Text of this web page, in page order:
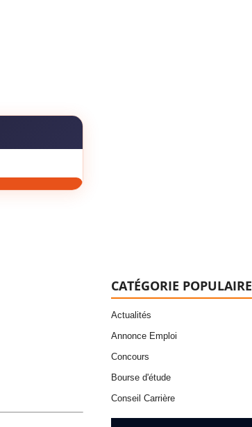
CATÉGORIE POPULAIRE
Actualités
Annonce Emploi
Concours
Bourse d'étude
Conseil Carrière